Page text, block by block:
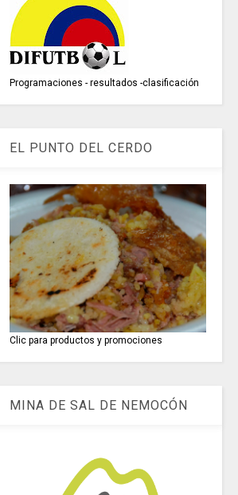
Programaciones - resultados -clasificación
EL PUNTO DEL CERDO
Clic para productos y promociones
MINA DE SAL DE NEMOCÓN